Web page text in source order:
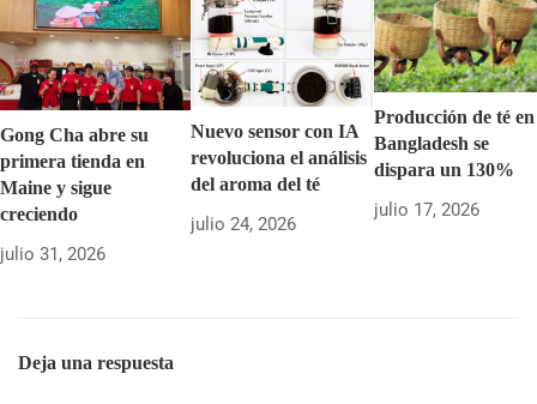
Gong Cha abre su
primera tienda en
Maine y sigue
creciendo
julio 31, 2026
Nuevo sensor con IA
revoluciona el análisis
del aroma del té
julio 24, 2026
Producción de té en
Bangladesh se
dispara un 130%
julio 17, 2026
Deja una respuesta